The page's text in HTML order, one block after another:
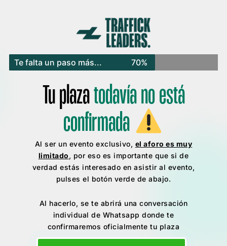
Te falta un paso más... 70%
Tu plazatodavía no está
confirmada
Al ser un evento exclusivo, el aforo es muy
limitado, por eso es importante que si de
verdad estás interesado en asistir al evento,
pulses el botón verde de abajo.
Al hacerlo, se te abrirá una conversación
individual de Whatsapp donde te
confirmaremos oficialmente tu plaza